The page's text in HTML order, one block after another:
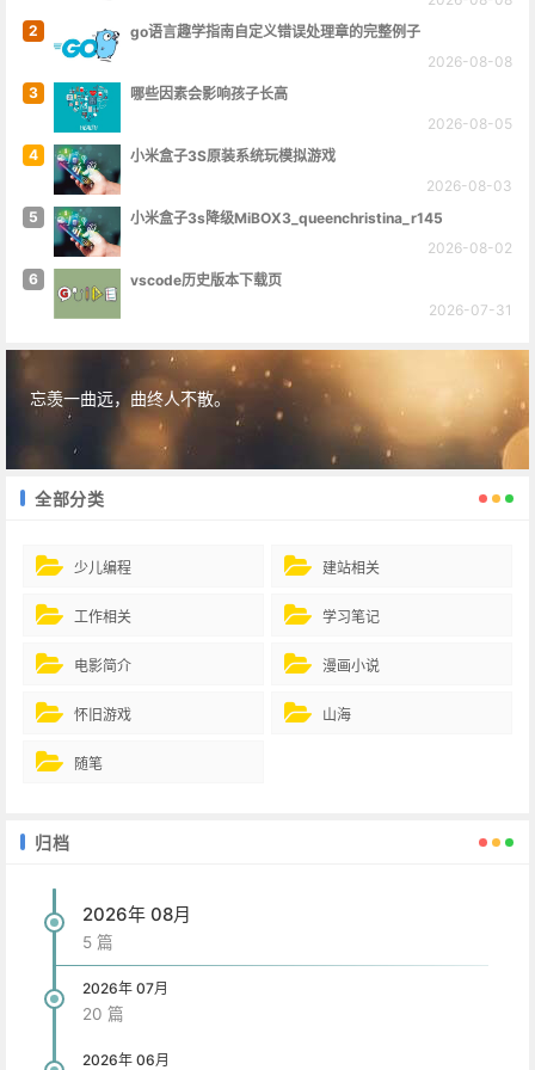
2
go语言趣学指南自定义错误处理章的完整例子
2026-08-08
3
哪些因素会影响孩子长高
2026-08-05
4
小米盒子3S原装系统玩模拟游戏
2026-08-03
5
小米盒子3s降级MiBOX3_queenchristina_r145
2026-08-02
6
vscode历史版本下载页
2026-07-31
忘羡一曲远，曲终人不散。
全部分类
少儿编程 建站相关
工作相关 学习笔记
电影简介 漫画小说
怀旧游戏 山海
随笔
归档
2026年 08月
5 篇
2026年 07月
20 篇
2026年 06月